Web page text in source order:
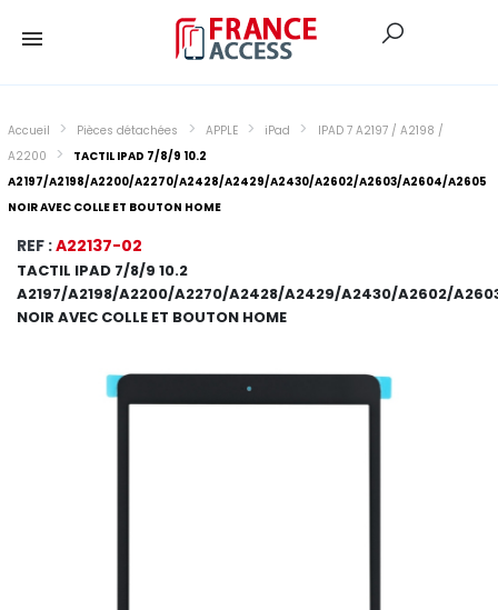
Accueil Pièces détachées APPLE iPad
IPAD 7 A2197 / A2198 /
A2200
TACTIL IPAD 7/8/9 10.2
A2197/A2198/A2200/A2270/A2428/A2429/A2430/A2602/A2603/A2604/A2605
NOIR AVEC COLLE ET BOUTON HOME
REF :A22137-02
TACTIL IPAD 7/8/9 10.2
A2197/A2198/A2200/A2270/A2428/A2429/A2430/A2602/
NOIR AVEC COLLE ET BOUTON HOME